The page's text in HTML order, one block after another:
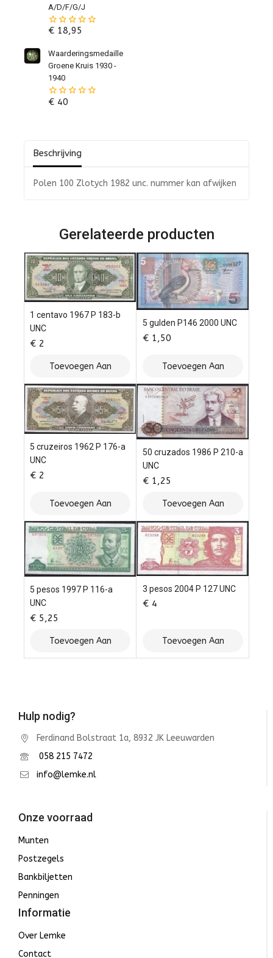
A/D/F/G/J
0
de
5
€18,95
Waarderingsmedaille
Groene Kruis 1930 -
1940
0
€40
Beschrijving
Polen 100 Zlotych 1982 unc. nummer kan afwijken
Gerelateerde producten
1 centavo 1967 P 183-b
UNC
€ 2
Toevoegen Aan
Winkelwagen
5 gulden P146 2000 UNC
€ 1,50
Toevoegen Aan
Winkelwagen
5 cruzeiros 1962 P 176-a
UNC
€ 2
Toevoegen Aan
Winkelwagen
50 cruzados 1986 P 210-a
UNC
€ 1,25
Toevoegen Aan
Winkelwagen
5 pesos 1997 P 116-a
UNC
€ 5,25
Toevoegen Aan
Winkelwagen
3 pesos 2004 P 127 UNC
€ 4
Toevoegen Aan
Winkelwagen
Hulp nodig?
Ferdinand Bolstraat 1a, 8932 JK Leeuwarden
058 215 7472
info@lemke.nl
Onze voorraad
Munten
Postzegels
Bankbiljetten
Penningen
Informatie
Over Lemke
Contact